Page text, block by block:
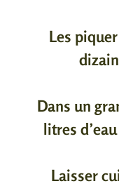
Les
Dans un
litres
Laisser